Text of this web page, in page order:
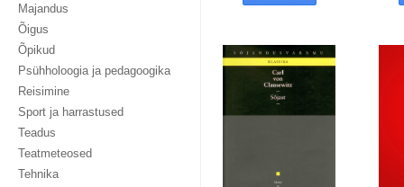
Majandus
Õigus
Õpikud
Psühholoogia ja pedagoogika
Reisimine
Sport ja harrastused
Teadus
Teatmeteosed
Tehnika